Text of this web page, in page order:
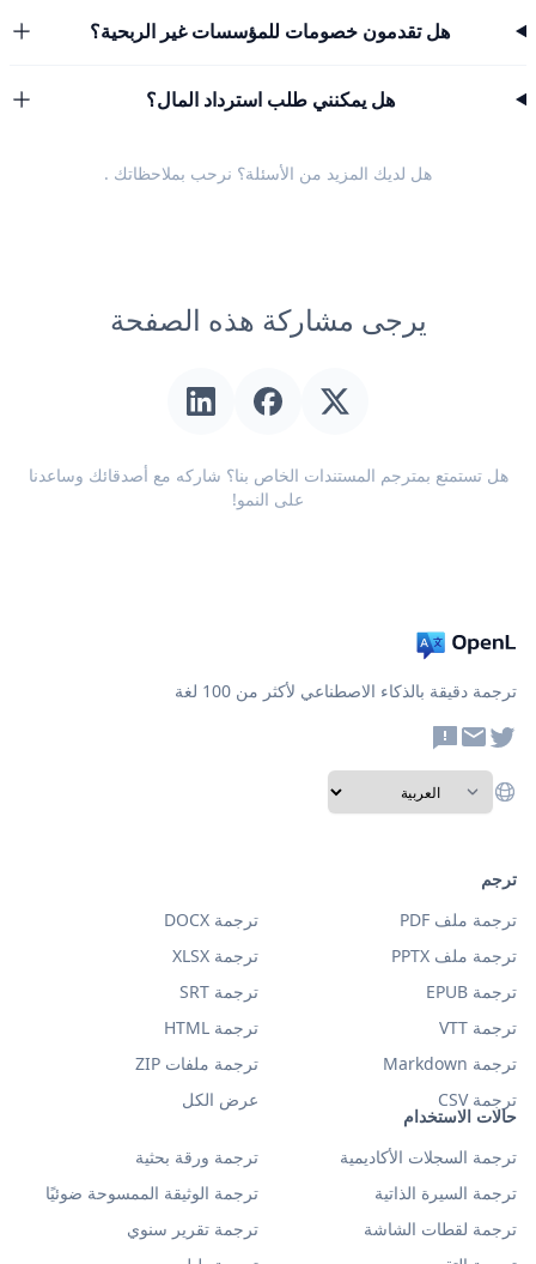
هل تقدمون خصومات للمؤسسات غير الربحية؟
هل يمكنني طلب استرداد المال؟
هل لديك المزيد من الأسئلة؟ نرحب بملاحظاتك .
يرجى مشاركة هذه الصفحة
هل تستمتع بمترجم المستندات الخاص بنا؟ شاركه مع أصدقائك وساعدنا
على النمو!
ترجمة دقيقة بالذكاء الاصطناعي لأكثر من 100 لغة
حالات الاستخدام
ترجمة السجلات الأكاديمية
ترجمة ورقة بحثية
ترجمة السيرة الذاتية
ترجمة الوثيقة الممسوحة ضوئيًا
ترجمة لقطات الشاشة
ترجمة تقرير سنوي
ترجم
ترجمة ملف PDF
ترجمة DOCX
ترجمة ملف PPTX
ترجمة XLSX
ترجمة EPUB
ترجمة SRT
ترجمة VTT
ترجمة HTML
ترجمة Markdown
ترجمة ملفات ZIP
ترجمة CSV
عرض الكل